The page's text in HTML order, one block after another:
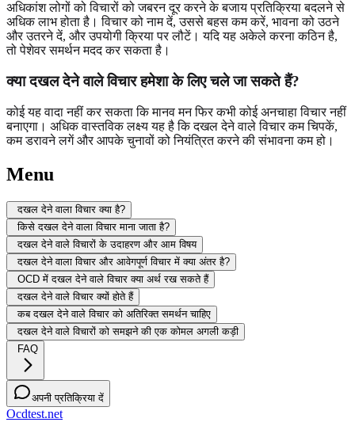
अधिकांश लोगों को विचारों को जबरन दूर करने के बजाय प्रतिक्रिया बदलने से
अधिक लाभ होता है। विचार को नाम दें, उससे बहस कम करें, भावना को उठने
और उतरने दें, और उपयोगी क्रिया पर लौटें। यदि यह अकेले करना कठिन है,
तो पेशेवर समर्थन मदद कर सकता है।
क्या दखल देने वाले विचार हमेशा के लिए चले जा सकते हैं?
कोई यह वादा नहीं कर सकता कि मानव मन फिर कभी कोई अनचाहा विचार नहीं
बनाएगा। अधिक वास्तविक लक्ष्य यह है कि दखल देने वाले विचार कम चिपकें,
कम डरावने लगें और आपके चुनावों को नियंत्रित करने की संभावना कम हो।
Menu
दखल देने वाला विचार क्या है?
किसे दखल देने वाला विचार माना जाता है?
दखल देने वाले विचारों के उदाहरण और आम विषय
दखल देने वाला विचार और आवेगपूर्ण विचार में क्या अंतर है?
OCD में दखल देने वाले विचार क्या अर्थ रख सकते हैं
दखल देने वाले विचार क्यों होते हैं
कब दखल देने वाले विचार को अतिरिक्त समर्थन चाहिए
दखल देने वाले विचारों को समझने की एक कोमल अगली कड़ी
FAQ
अपनी प्रतिक्रिया दें
Ocdtest.net